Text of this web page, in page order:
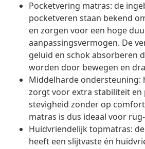
Pocketvering matras: de
pocketveren staan bekend
en zorgen voor een hoge
aanpassingsvermogen. De
geluid en schok absorberen
worden door bewegen en
Middelharde ondersteuning:
zorgt voor extra stabiliteit en
stevigheid zonder op
matras is dus ideaal voor
Huidvriendelijk topmatras:
heeft een slijtvaste én